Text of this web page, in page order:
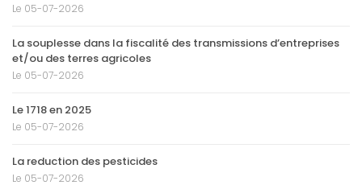
Le 05-07-2026
La souplesse dans la fiscalité des transmissions d’entreprises
et/ou des terres agricoles
Le 05-07-2026
Le 1718 en 2025
Le 05-07-2026
La reduction des pesticides
Le 05-07-2026